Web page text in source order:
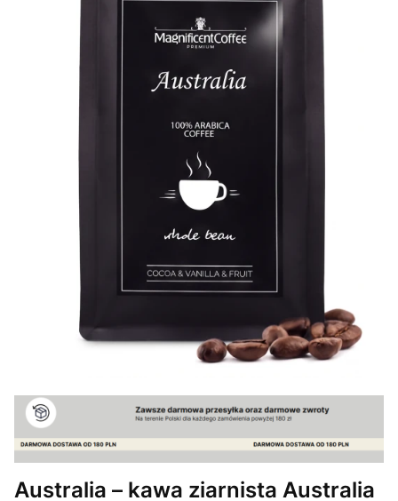
Australia – kawa ziarnista Australia